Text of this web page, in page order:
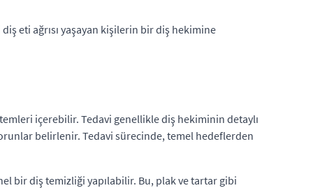
eti ağrısı yaşayan kişilerin bir diş hekimine
içerebilir. Tedavi genellikle diş hekiminin detaylı
belirlenir. Tedavi sürecinde, temel hedeflerden
bir diş temizliği yapılabilir. Bu, plak ve tartar gibi